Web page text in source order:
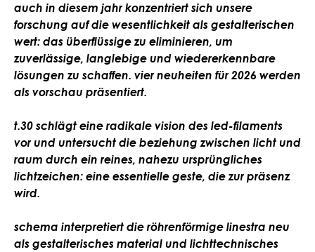
auch in diesem jahr konzentriert sich unsere
forschung auf die wesentlichkeit als gestalterischen
wert: das überflüssige zu eliminieren, um
zuverlässige, langlebige und wiedererkennbare
lösungen zu schaffen. vier neuheiten für 2026 werden
als vorschau präsentiert.
t.30 schlägt eine radikale vision des led-filaments
vor und untersucht die beziehung zwischen licht und
raum durch ein reines, nahezu ursprüngliches
lichtzeichen: eine essentielle geste, die zur präsenz
wird.
schema interpretiert die röhrenförmige linestra neu
als gestalterisches material und lichttechnisches